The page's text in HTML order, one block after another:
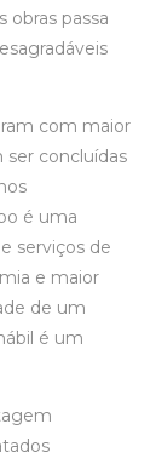
obras passa
com maior
ser concluídas
é uma
serviços de
e maior
de um
é um